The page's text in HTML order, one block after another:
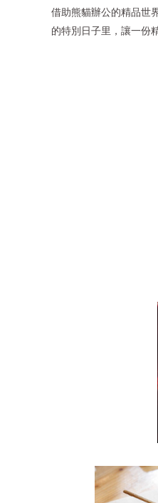
借助熊貓辦公的精品世
的特別日子里，讓一份